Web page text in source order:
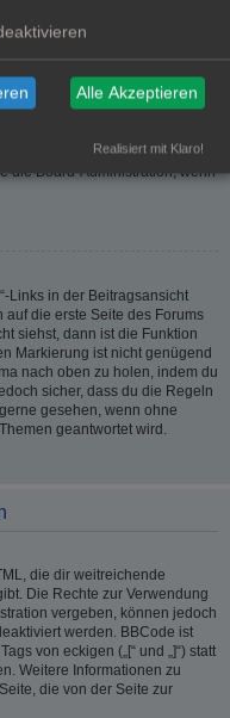
dass in dem Forum, in dem
geprüft werden müssen. Es
begutachten möchte, bevor sie
die Board-Administration, wenn
Links in der Beitragsansicht
die erste Seite des Forums
siehst, dann ist die Funktion
Markierung ist nicht genügend
nach oben zu holen, indem du
sicher, dass du die Regeln
gesehen, wenn ohne
geantwortet wird.
die dir weitreichende
Die Rechte zur Verwendung
vergeben, können jedoch
werden. BBCode ist
von eckigen („[“ und „]“) statt
Weitere Informationen zu
die von der Seite zur
Alle Akzeptieren
Realisiert mit Klaro!